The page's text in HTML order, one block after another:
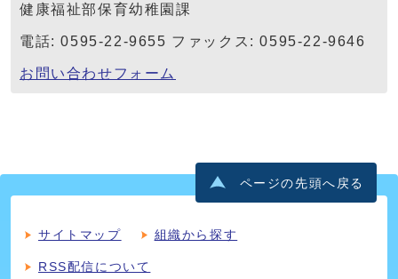
健康福祉部保育幼稚園課
電話: 0595-22-9655 ファックス: 0595-22-9646
お問い合わせフォーム
ページの先頭へ戻る
サイトマップ 組織から探す
RSS配信について